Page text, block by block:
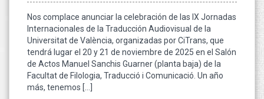
Nos complace anunciar la celebración de las IX Jornadas
Internacionales de la Traducción Audiovisual de la
Universitat de València, organizadas por CiTrans, que
tendrá lugar el 20 y 21 de noviembre de 2025 en el Salón
de Actos Manuel Sanchis Guarner (planta baja) de la
Facultat de Filologia, Traducció i Comunicació. Un año
más, tenemos […]